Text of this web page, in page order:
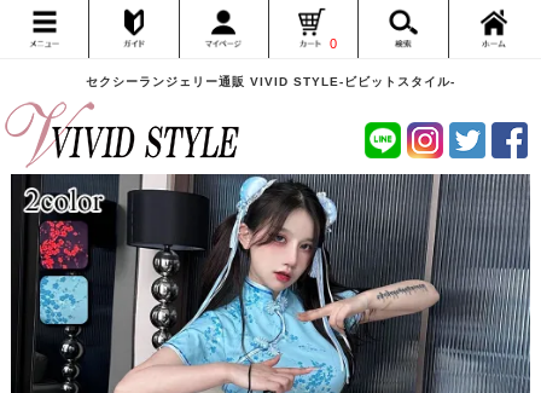
セクシーランジェリー通販 VIVID STYLE-ビビットスタイル-
0